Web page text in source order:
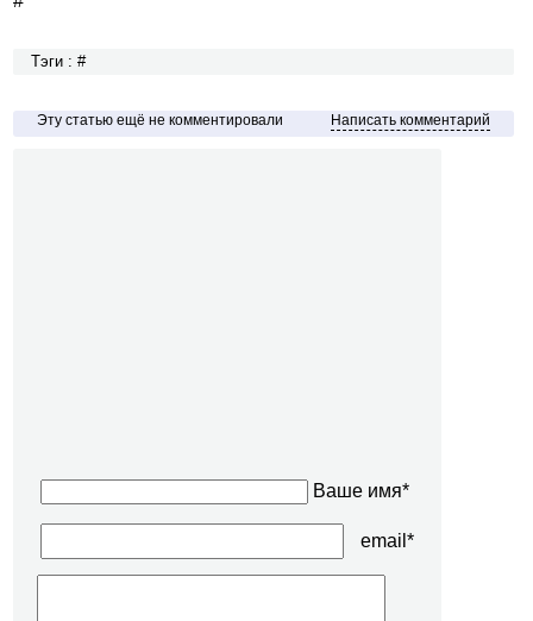
Тэги : #
Эту статью ещё не комментировали Написать комментарий
Ваше имя*
email*